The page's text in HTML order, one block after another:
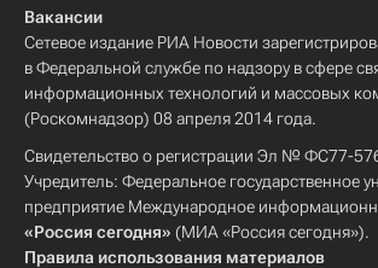
Вакансии
Сетевое издание РИА Новости
в Федеральной службе по надзору в сфере
информационных технологий и массовых
(Роскомнадзор) 08 апреля 2014 года.
Свидетельство о регистрации Эл № ФС77-
Учредитель: Федеральное государственное
предприятие Международное
«Россия сегодня» (МИА «Россия сегодня»).
Правила использования материалов